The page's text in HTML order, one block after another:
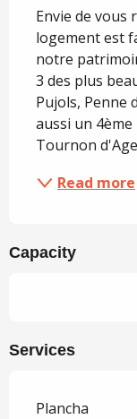
Envie de vous
logement est
notre
3 des plus
Pujols, Penne
aussi un 4ème
Tournon
Read more
Capacity
Services
Plancha